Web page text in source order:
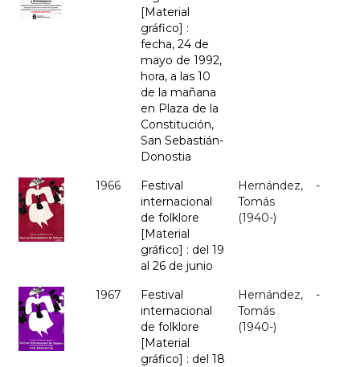
[Material
gráfico] :
fecha, 24 de
mayo de 1992,
hora, a las 10
de la mañana
en Plaza de la
Constitución,
San Sebastián-
Donostia
1966
Festival
internacional
de folklore
[Material
gráfico] : del 19
al 26 de junio
Hernández,
Tomás
(1940-)
-
1967
Festival
internacional
de folklore
[Material
gráfico] : del 18
Hernández,
Tomás
(1940-)
-